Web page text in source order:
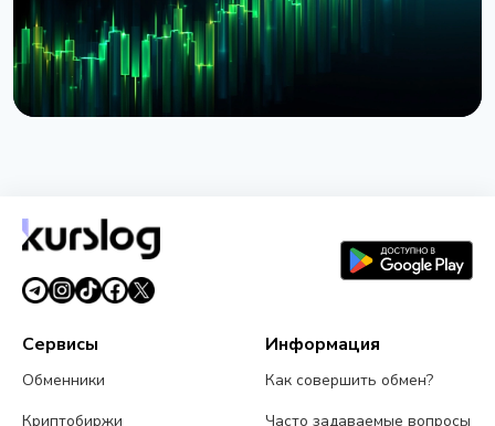
3 августа 2026 г.5 мин чтения
Сервисы
Обменники
Криптобиржи
Информация
Как совершить обмен?
Часто задаваемые вопросы